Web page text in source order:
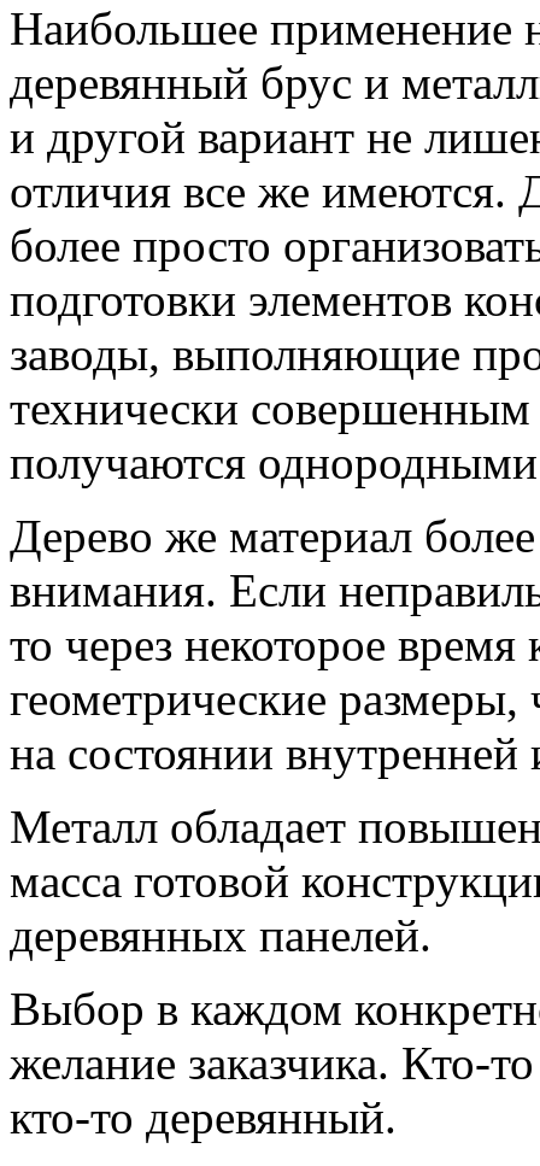
Наибольшее применение
деревянный брус и
и другой вариант не
отличия все же имеются.
более просто
подготовки элементов
заводы, выполняющие
технически
получаются
Дерево же материал
внимания. Если
то через некоторое
геометрические размеры,
на состоянии
Металл обладает
масса готовой
деревянных панелей.
Выбор в каждом
желание заказчика. Кто-
кто-то деревянный.